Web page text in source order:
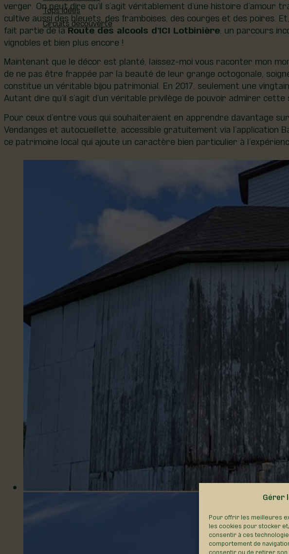
Gérer
Pour offrir les meilleures
les cookies pour stocker
consentir à ces
comportement de
consentir ou de retirer son
Tops idées
Circuits découverte
verger. On peut dire qu’il s’agit véritablement d’une histoire
cultive aussi des bleuets, des framboises, des courges et des poires.
fait partie de laRoute des alcools d’ICI Lotbinière , un parcours
vignobles et bien plus encore !
Maintenant que le décor est planté, laissez-moi vous raconter mon
de ne pas être frappée par la beauté de leur grange octogonale,
constitue un véritable bijou patrimonial. En 2017, seulement une
Autant dire qu’il s’agit d’un véritable privilège de pouvoir admirer
Pour ceux d’entre vous qui souhaiteraient en apprendre davantage
Vendanges et autocueillette, accessible gratuitement via
ce patrimoine local qui ajoute un caractère bien particulier à